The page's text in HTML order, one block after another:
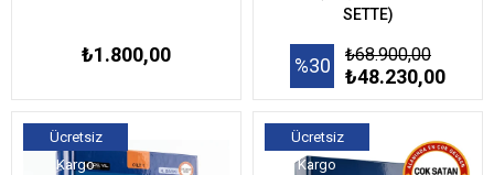
₺1.800,00
SETTE)
%30 ₺68.900,00
₺48.230,00
Ücretsiz
Kargo
Ücretsiz
Kargo